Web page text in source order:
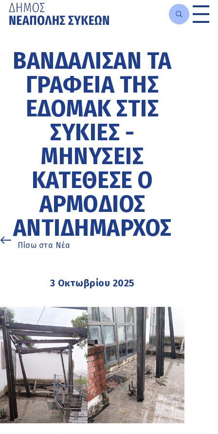
κυρίως
περιεχόμενο
ΒΑΝΔΆΛΙΣΑΝ ΤΑ
ΓΡΑΦΕΊΑ ΤΗΣ
ΕΔΟΜΑΚ ΣΤΙΣ
ΣΥΚΙΈΣ -
ΜΗΝΎΣΕΙΣ
ΚΑΤΈΘΕΣΕ Ο
ΑΡΜΌΔΙΟΣ
ΑΝΤΙΔΉΜΑΡΧΟΣ
Πίσω στα Νέα
3 Οκτωβρίου 2025